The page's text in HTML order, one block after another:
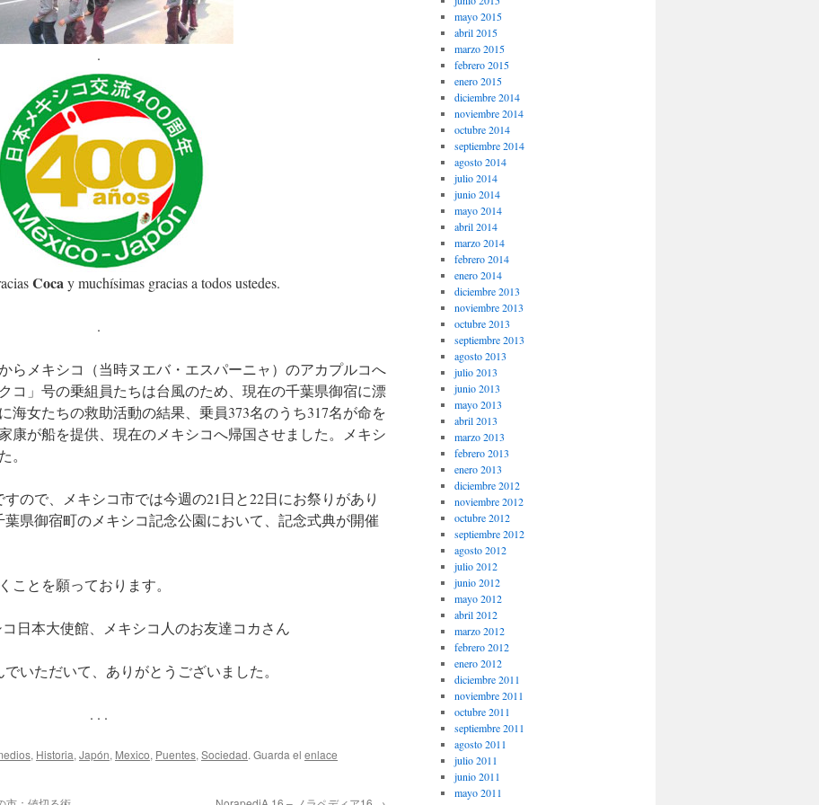
.
Cocay muchísimas gracias a todos ustedes.
.
らメキシコ（当時ヌエバ・エスパーニャ）のアカプルコへ
コ」号の乗組員たちは台風のため、現在の千葉県御宿に漂
海女たちの救助活動の結果、乗員373名のうち317名が命を
康が船を提供、現在のメキシコへ帰国させました。メキシ
。
ので、メキシコ市では今週の21日と22日にお祭りがあり
葉県御宿町のメキシコ記念公園において、記念式典が開催
ことを願っております。
日本大使館、メキシコ人のお友達コカさん
いただいて、ありがとうございました。
. . .
, Historia, Japón, Mexico, Puentes, Sociedad. Guarda el enlace
mayo 2015
abril 2015
marzo 2015
febrero 2015
enero 2015
diciembre 2014
noviembre 2014
octubre 2014
septiembre 2014
agosto 2014
julio 2014
junio 2014
mayo 2014
abril 2014
marzo 2014
febrero 2014
enero 2014
diciembre 2013
noviembre 2013
octubre 2013
septiembre 2013
agosto 2013
julio 2013
junio 2013
mayo 2013
abril 2013
marzo 2013
febrero 2013
enero 2013
diciembre 2012
noviembre 2012
octubre 2012
septiembre 2012
agosto 2012
julio 2012
junio 2012
mayo 2012
abril 2012
marzo 2012
febrero 2012
enero 2012
diciembre 2011
noviembre 2011
octubre 2011
septiembre 2011
agosto 2011
julio 2011
junio 2011
mayo 2011